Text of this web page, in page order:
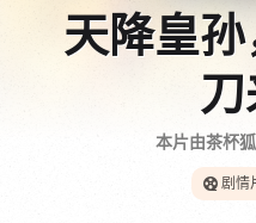
天降皇
本片由茶杯
剧情